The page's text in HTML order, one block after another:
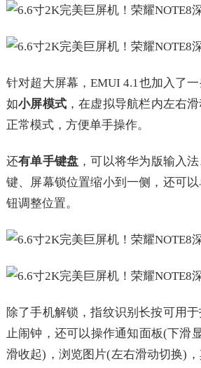
针对超大屏幕，EMUI 4.1也加入了
如小屏模式 ，在虚拟导航栏内左右
正常模式，方便单手操作。
还有单手键盘 ，可以将华为版输入
键、屏幕锁位置缩小到一侧，还可
钮调整位置。
除了手机解锁，指纹识别长按可用
止闹钟，还可以操作通知面板(下滑
滑收起)，浏览图片(左右滑动切换)